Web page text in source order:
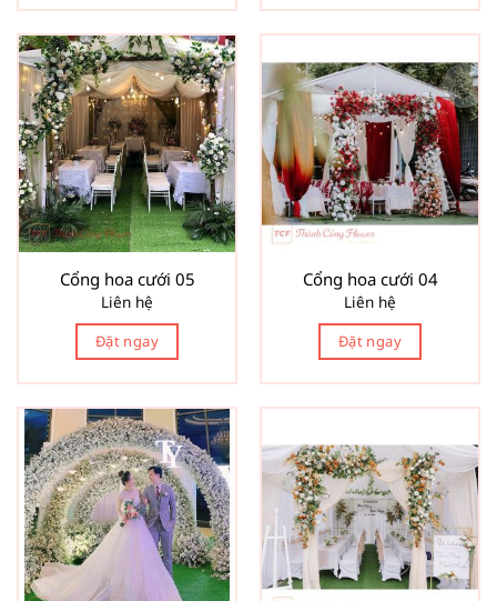
Cổng hoa cưới 05
Liên hệ
Đặt ngay
Cổng hoa cưới 04
Liên hệ
Đặt ngay